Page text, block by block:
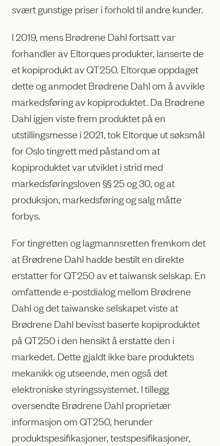
svært gunstige priser i forhold til andre kunder.
I 2019, mens Brødrene Dahl fortsatt var
forhandler av Eltorques produkter, lanserte de
et kopiprodukt av QT250. Eltorque oppdaget
dette og anmodet Brødrene Dahl om å avvikle
markedsføring av kopiproduktet. Da Brødrene
Dahl igjen viste frem produktet på en
utstillingsmesse i 2021, tok Eltorque ut søksmål
for Oslo tingrett med påstand om at
kopiproduktet var utviklet i strid med
markedsføringsloven §§ 25 og 30, og at
produksjon, markedsføring og salg måtte
forbys.
For tingretten og lagmannsretten fremkom det
at Brødrene Dahl hadde bestilt en direkte
erstatter for QT250 av et taiwansk selskap. En
omfattende e-postdialog mellom Brødrene
Dahl og det taiwanske selskapet viste at
Brødrene Dahl bevisst baserte kopiproduktet
på QT250 i den hensikt å erstatte den i
markedet. Dette gjaldt ikke bare produktets
mekanikk og utseende, men også det
elektroniske styringssystemet. I tillegg
oversendte Brødrene Dahl proprietær
informasjon om QT250, herunder
produktspesifikasjoner, testspesifikasjoner,